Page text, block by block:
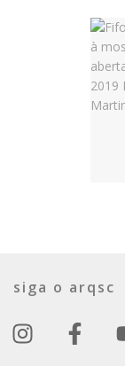
siga o arqsc